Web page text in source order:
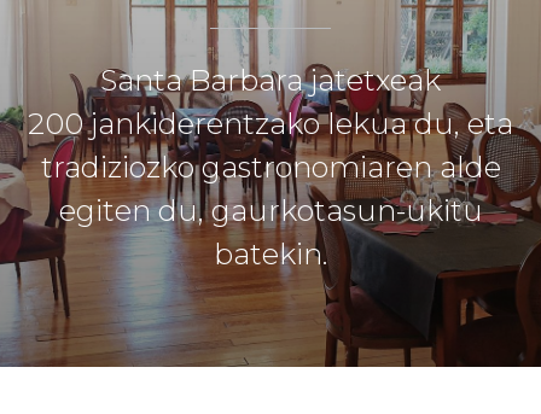
Santa Barbara jatetxeak
200 jankiderentzako lekua du, eta
tradiziozko gastronomiaren alde
egiten du, gaurkotasun-ukitu
batekin.